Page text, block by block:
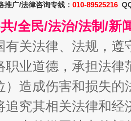
抗生素超标问题” 法
推广/法律咨询专线： 010-89525216
/全民/法治/法制/新
有关法律、法规，
职业道德，承担法
）造成伤害和损失
追究其相关法律和